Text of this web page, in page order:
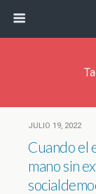
JULIO 19, 2022
Cuando el
mano sin